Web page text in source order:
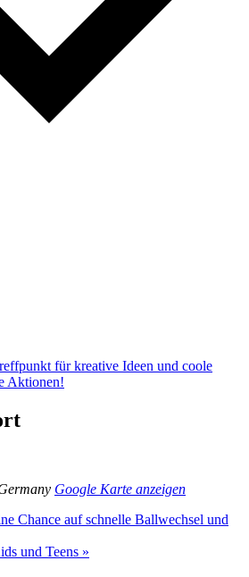
für kreative Ideen und coole
Aktionen!
Google Karte anzeigen
Chance auf schnelle Ballwechsel und
und Teens »